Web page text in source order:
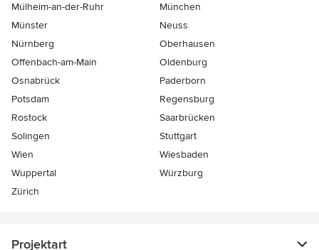
Mülheim-an-der-Ruhr
München
Münster
Neuss
Nürnberg
Oberhausen
Offenbach-am-Main
Oldenburg
Osnabrück
Paderborn
Potsdam
Regensburg
Rostock
Saarbrücken
Solingen
Stuttgart
Wien
Wiesbaden
Wuppertal
Würzburg
Zürich
Projektart